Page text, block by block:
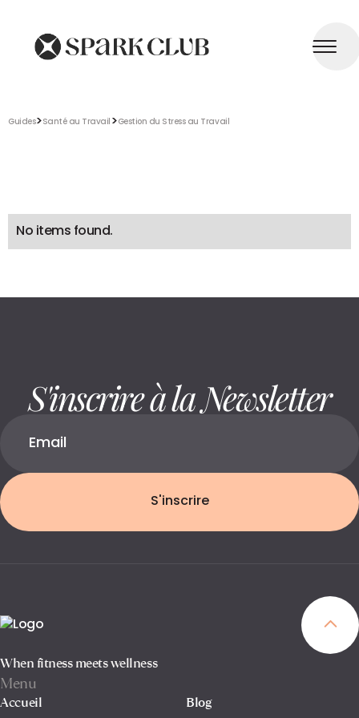
Guides>Santé au Travail>Gestion du Stress au Travail
No items found.
S'inscrire à la Newsletter
S'inscrire
When fitness meets wellness
Menu
Accueil Blog